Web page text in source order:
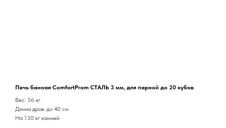
Печь банная ComfortProm СТАЛЬ 3 мм, для парной до 20 кубов
Вес: 56 кг
Длина дров: до 40 см
На 130 кг камней